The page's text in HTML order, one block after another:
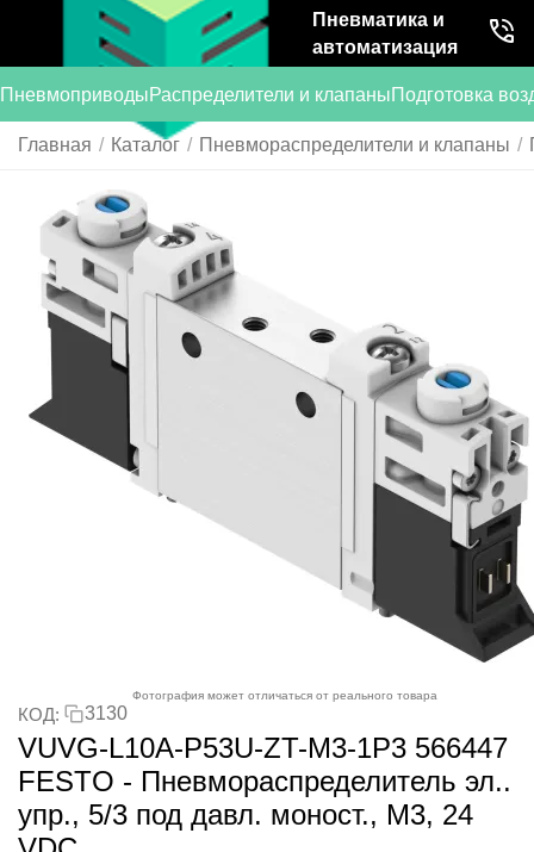
Пневматика и
автоматизация
ПневмоприводыРаспределители и клапаныПодготовка
Главная / Каталог / Пневмораспределители и клапаны /
Фотография может отличаться от реального товара
КОД: 3130
VUVG-L10A-P53U-ZT-M3-1P3 566447
FESTO - Пневмораспределитель эл..
упр., 5/3 под давл. моност., M3, 24